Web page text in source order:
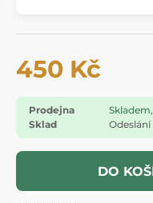
450 Kč
Prodejna
Sklad
DO